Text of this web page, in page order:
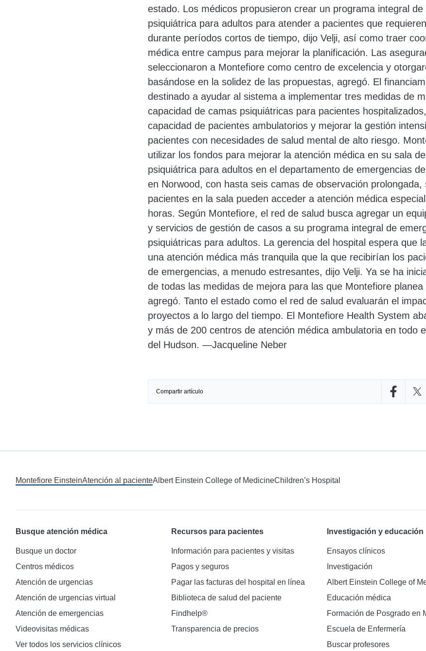
estado. Los médicos propusieron crear un programa integral de
psiquiátrica para adultos para atender a pacientes que
durante períodos cortos de tiempo, dijo Velji, así como traer
médica entre campus para mejorar la planificación. Las
seleccionaron a Montefiore como centro de excelencia y
basándose en la solidez de las propuestas, agregó. El
destinado a ayudar al sistema a implementar tres medidas de
capacidad de camas psiquiátricas para pacientes
capacidad de pacientes ambulatorios y mejorar la gestión
pacientes con necesidades de salud mental de alto riesgo.
utilizar los fondos para mejorar la atención médica en su sala
psiquiátrica para adultos en el departamento de emergencias
en Norwood, con hasta seis camas de observación prolongada,
pacientes en la sala pueden acceder a atención médica
horas. Según Montefiore, el red de salud busca agregar un
y servicios de gestión de casos a su programa integral de
psiquiátricas para adultos. La gerencia del hospital espera que
una atención médica más tranquila que la que recibirían los
de emergencias, a menudo estresantes, dijo Velji. Ya se ha
de todas las medidas de mejora para las que Montefiore planea
agregó. Tanto el estado como el red de salud evaluarán el
proyectos a lo largo del tiempo. El Montefiore Health System
y más de 200 centros de atención médica ambulatoria en todo
del Hudson. —Jacqueline Neber
Compartir artículo
Compartir
Montefiore EinsteinAtención al pacienteAlbert Einstein College of MedicineChildren’s Hospital
Busque atención médica
Busque un doctor
Centros médicos
Atención de urgencias
Atención de urgencias virtual
Atención de emergencias
Videovisitas médicas
Ver todos los servicios clínicos
Recursos para pacientes
Información para pacientes y visitas
Pagos y seguros
Pagar las facturas del hospital en línea
Biblioteca de salud del paciente
Findhelp®
Transparencia de precios
Investigación y educación
Ensayos clínicos
Investigación
Albert Einstein College of
Educación médica
Formación de Posgrado en
Escuela de Enfermería
Buscar profesores